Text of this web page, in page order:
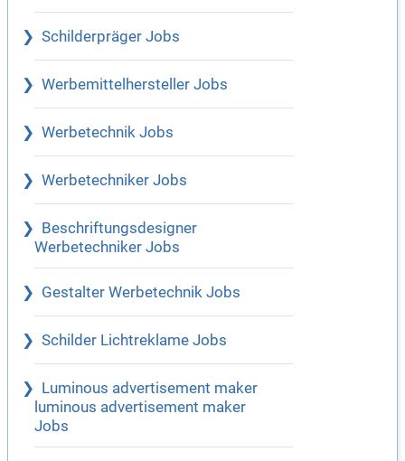
Schilderpräger Jobs
Werbemittelhersteller Jobs
Werbetechnik Jobs
Werbetechniker Jobs
Beschriftungsdesigner
Werbetechniker Jobs
Gestalter Werbetechnik Jobs
Schilder Lichtreklame Jobs
Luminous advertisement maker
luminous advertisement maker
Jobs